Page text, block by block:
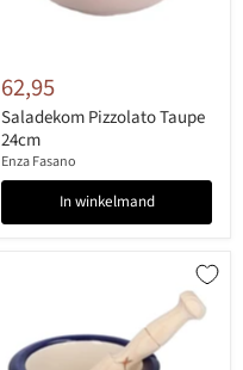
62,95
Saladekom Pizzolato Taupe
24cm
Enza Fasano
In winkelmand